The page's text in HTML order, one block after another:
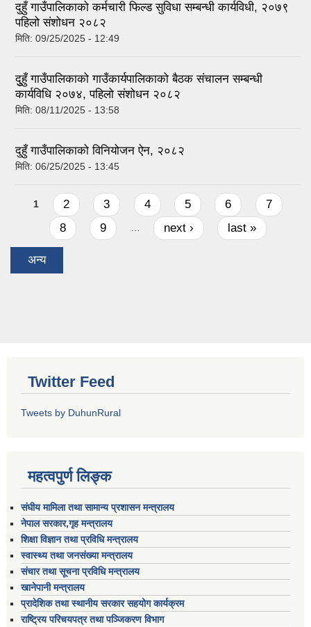
दुहुँ गाउँपालिकाको कर्मचारी फिल्ड सुविधा सम्बन्धी कार्यविधी, २०७९
पहिलो संशोधन २०८२
मिति: 09/25/2025 - 12:49
दुुहुँ गाउँपालिकाको गाउँकार्यपालिकाको बैठक संचालन सम्बन्धी
कार्यविधि २०७४, पहिलो संशोधन २०८२
मिति: 08/11/2025 - 13:58
दुहुँ गाउँपालिकाको विनियोजन ऐन, २०८२
मिति: 06/25/2025 - 13:45
Pages
1 2 3 4 5 6
7
8
9 … next › last »
अन्य
Twitter Feed
Tweets by DuhunRural
महत्वपुर्ण लिङ्क
संघीय मामिला तथा सामान्य प्रशासन मन्त्रालय
नेपाल सरकार,गृह मन्त्रालय
शिक्षा विज्ञान तथा प्रविधि मन्त्रालय
स्वास्थ्य तथा जनसंख्या मन्त्रालय
संचार तथा सूचना प्रविधि मन्त्रालय
खानेपानी मन्त्रालय
प्रादेशिक तथा स्थानीय सरकार सहयोग कार्यक्रम
राष्ट्रिय परिचयपत्र तथा पञ्जिकरण विभाग